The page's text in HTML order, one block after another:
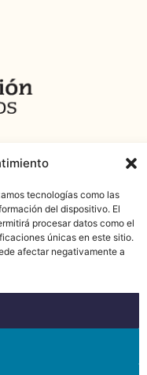
tecnologías como las
del dispositivo. El
procesar datos como el
únicas en este sitio.
afectar negativamente a